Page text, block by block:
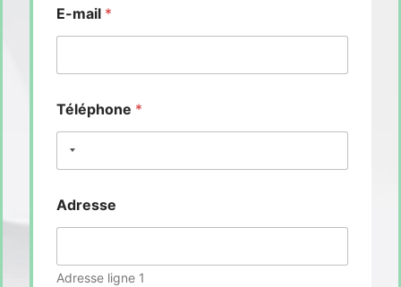
E-mail *
Téléphone *
Adresse
Adresse ligne 1